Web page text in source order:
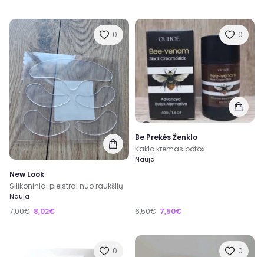
0
New Look
Silikoniniai pleistrai nuo raukšlių
Nauja
7,00€ 8,02€
0
Be Prekės Ženklo
Kaklo kremas botox
Nauja
6,50€ 7,50€
0 0